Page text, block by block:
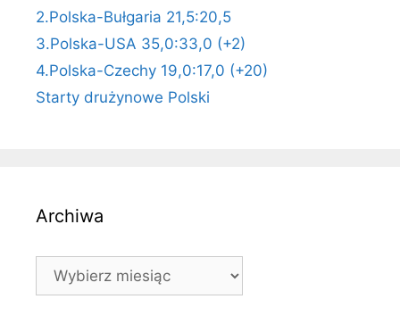
2.Polska-Bułgaria 21,5:20,5
3.Polska-USA 35,0:33,0 (+2)
4.Polska-Czechy 19,0:17,0 (+20)
Starty drużynowe Polski
Archiwa
Archiwa